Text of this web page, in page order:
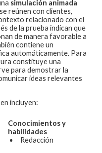
simulación animada
reúnen con clientes,
relacionado con el
de la prueba indican que
de manera favorable a
contiene un
automáticamente. Para
constituye una
para demostrar la
ideas relevantes
incluyen:
Conocimientos y
habilidades
Redacción